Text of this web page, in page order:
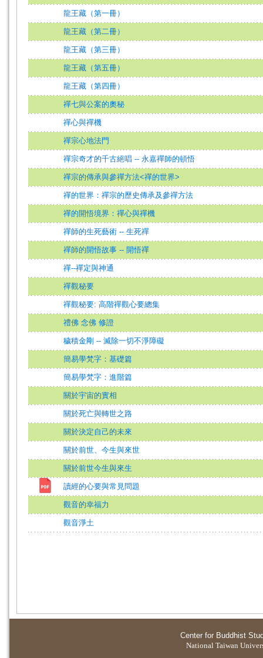
龍王藏（第一冊）
龍王藏（第二冊）
龍王藏（第三冊）
龍王藏（第五冊）
龍王藏（第四冊）
禪七與公案的奧秘
禪心與禪機
禪宗心地法門
禪宗奇才的千古絕唱 -- 永嘉禪師的頓悟
禪宗的傳承與參禪方法<禪的世界>
禪的世界：禪宗的歷史傳承及參禪方法
禪的開悟境界：禪心與禪機
禪師的生死藝術 -- 生死禪
禪師的開悟故事 -- 開悟禪
禪--禪定與神通
禪觀秘要
禪觀秘要: 高階禪觀心要總集
禮佛 念佛 修證
穢積金剛 -- 滅除一切不淨障礙
簡易學梵字：基礎篇
簡易學梵字：進階篇
關於宇宙的實相
關於死亡與轉世之路
關於決定自己的未來
關於前世、今生與來世
關於前世今生與來生
讀經的心要與常見問題
觀音的幸福力
觀音淨土
Center for Buddhist
National Taiwan